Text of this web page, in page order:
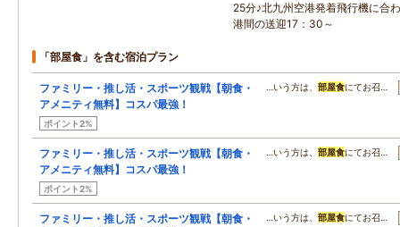
25分♪北九州空港発着飛行機に合
港間の送迎17：30～
「部屋食」を含む宿泊プラン
ファミリー・推し活・スポーツ観戦【朝食・
アメニティ無料】コスパ最強！
ポイント2%
…いう方は、 部屋食にてお召…
ファミリー・推し活・スポーツ観戦【朝食・
アメニティ無料】コスパ最強！
ポイント2%
…いう方は、 部屋食にてお召…
ファミリー・推し活・スポーツ観戦【朝食・
…いう方は、 部屋食にてお召…